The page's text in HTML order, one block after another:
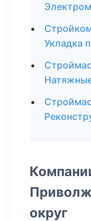
Укладка
округ